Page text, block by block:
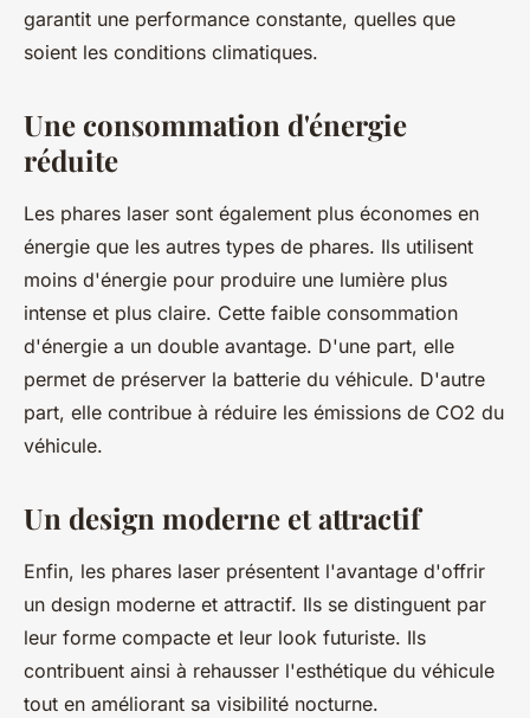
garantit une performance constante, quelles que
soient les conditions climatiques.
Une consommation d'énergie
réduite
Les phares laser sont également plus économes en
énergie que les autres types de phares. Ils utilisent
moins d'énergie pour produire une lumière plus
intense et plus claire. Cette faible consommation
d'énergie a un double avantage. D'une part, elle
permet de préserver la batterie du véhicule. D'autre
part, elle contribue à réduire les émissions de CO2 du
véhicule.
Un design moderne et attractif
Enfin, les phares laser présentent l'avantage d'offrir
un design moderne et attractif. Ils se distinguent par
leur forme compacte et leur look futuriste. Ils
contribuent ainsi à rehausser l'esthétique du véhicule
tout en améliorant sa visibilité nocturne.